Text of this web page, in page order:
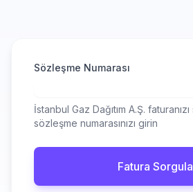
Sözleşme Numarası
İstanbul Gaz Dağıtım A.Ş.
sözleşme numarasınızı girin
Fatura Sorgula